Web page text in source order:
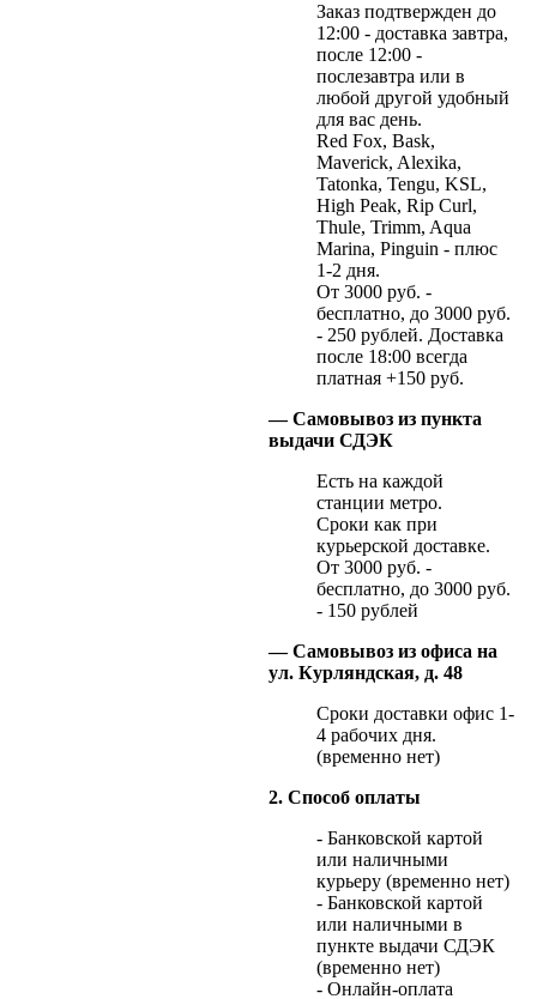
Заказ подтвержден до
12:00 - доставка завтра,
после 12:00 -
послезавтра или в
любой другой удобный
для вас день.
Red Fox, Bask,
Maverick, Alexika,
Tatonka, Tengu, KSL,
High Peak, Rip Curl,
Thule, Trimm, Aqua
Marina, Pinguin - плюс
1-2 дня.
От 3000 руб. -
бесплатно, до 3000 руб.
- 250 рублей. Доставка
после 18:00 всегда
платная +150 руб.
— Самовывоз из пункта
выдачи СДЭК
Есть на каждой
станции метро.
Сроки как при
курьерской доставке.
От 3000 руб. -
бесплатно, до 3000 руб.
- 150 рублей
— Самовывоз из офиса на
ул. Курляндская, д. 48
Сроки доставки офис 1-
4 рабочих дня.
(временно нет)
2. Способ оплаты
- Банковской картой
или наличными
курьеру (временно нет)
- Банковской картой
или наличными в
пункте выдачи СДЭК
(временно нет)
- Онлайн-оплата